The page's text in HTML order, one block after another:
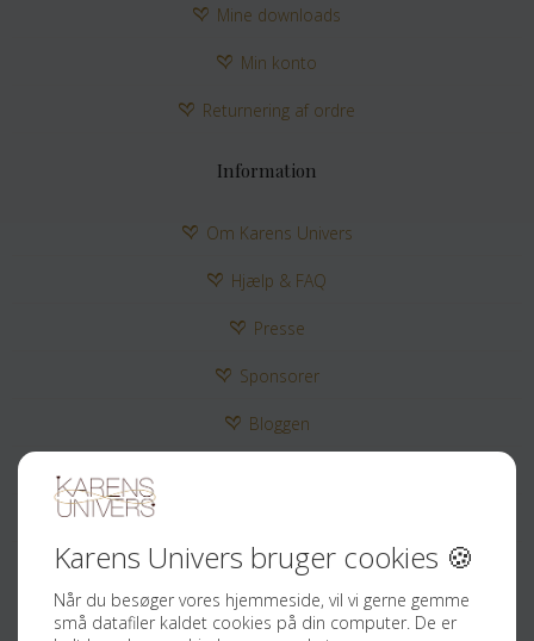
Mine downloads
Min konto
Returnering af ordre
Information
Om Karens Univers
Hjælp & FAQ
Presse
Sponsorer
Bloggen
Sociale medier